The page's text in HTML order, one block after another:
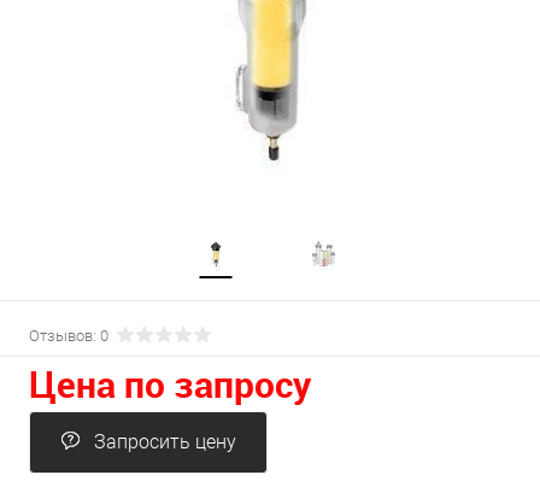
Отзывов: 0
Цена по запросу
Запросить цену